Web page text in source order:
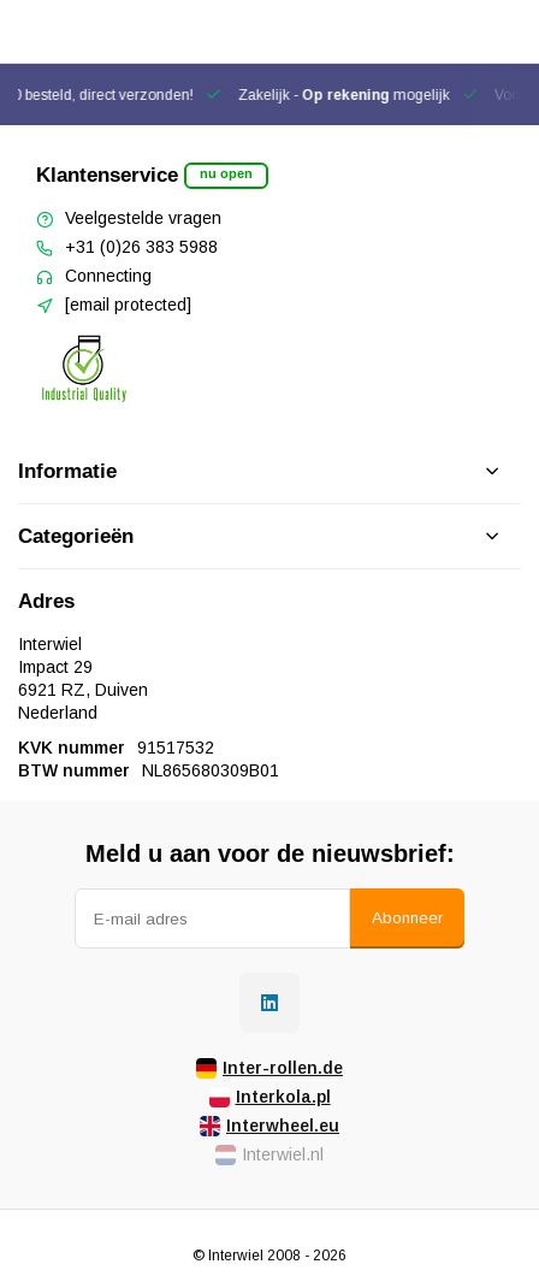
besteld, direct verzonden! Zakelijk - Op rekening mogelijk Voor
Klantenservice nu open
Veelgestelde vragen
+31 (0)26 383 5988
Connecting
[email protected]
Informatie
Categorieën
Adres
Interwiel
Impact 29
6921 RZ, Duiven
Nederland
KVK nummer
91517532
BTW nummer
NL865680309B01
Meld u aan voor de nieuwsbrief:
Abonneer
Inter-rollen.de
Interkola.pl
Interwheel.eu
Interwiel.nl
© Interwiel 2008 - 2026